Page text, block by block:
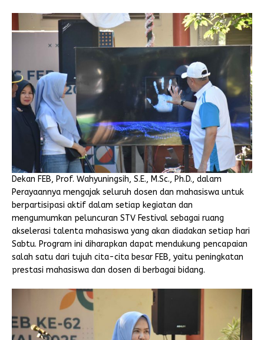
Dekan FEB, Prof. Wahyuningsih, S.E., M.Sc., Ph.D., dalam
Perayaannya mengajak seluruh dosen dan mahasiswa untuk
berpartisipasi aktif dalam setiap kegiatan dan
mengumumkan peluncuran STV Festival sebagai ruang
akselerasi talenta mahasiswa yang akan diadakan setiap hari
Sabtu. Program ini diharapkan dapat mendukung pencapaian
salah satu dari tujuh cita-cita besar FEB, yaitu peningkatan
prestasi mahasiswa dan dosen di berbagai bidang.